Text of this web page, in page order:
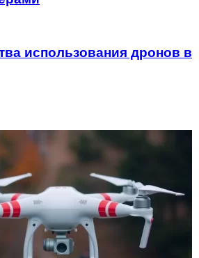
использования дронов в